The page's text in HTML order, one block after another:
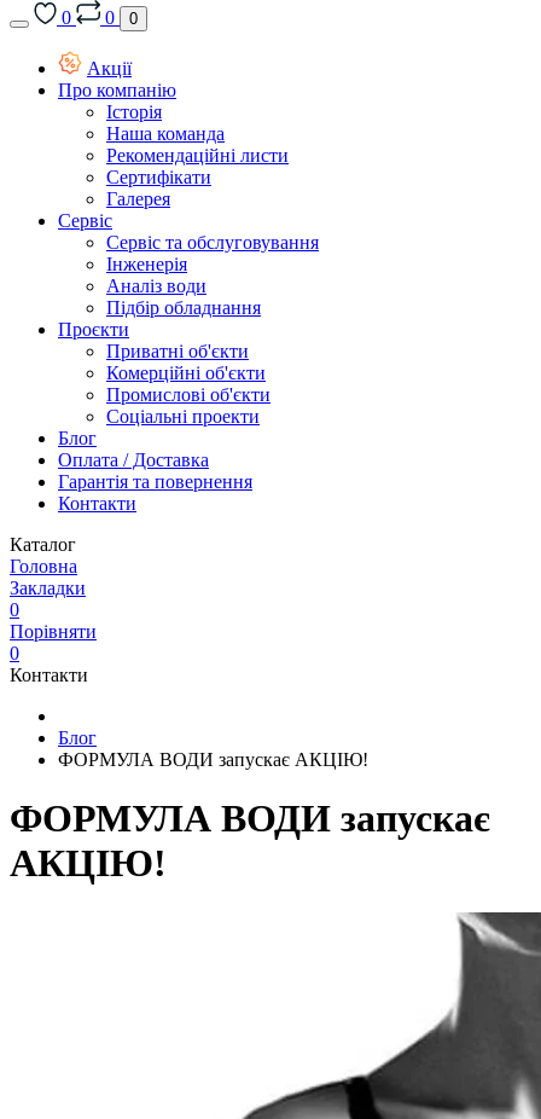
0
0 0
Акції
Про компанію
Історія
Наша команда
Рекомендаційні листи
Сертифікати
Галерея
Сервіс
Сервіс та обслуговування
Інженерія
Аналіз води
Підбір обладнання
Проєкти
Приватні об'єкти
Комерційні об'єкти
Промислові об'єкти
Соціальні проекти
Блог
Оплата / Доставка
Гарантія та повернення
Контакти
Каталог
Головна
Закладки
0
Порівняти
0
Контакти
Блог
ФОРМУЛА ВОДИ запускає АКЦІЮ!
ФОРМУЛА ВОДИ запускає
АКЦІЮ!